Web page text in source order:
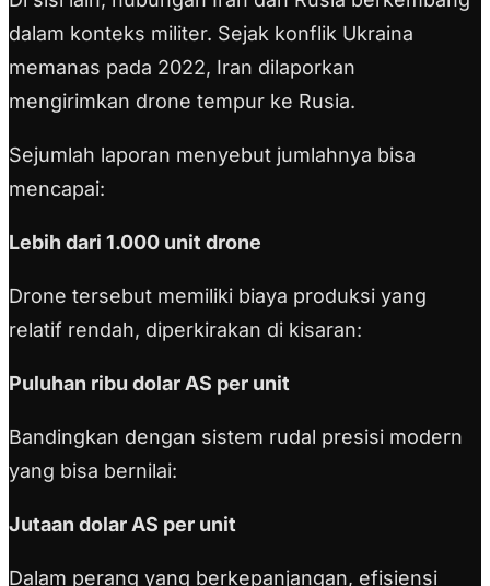
dalam konteks militer. Sejak konflik Ukraina
memanas pada 2022, Iran dilaporkan
mengirimkan drone tempur ke Rusia.
Sejumlah laporan menyebut jumlahnya bisa
mencapai:
Lebih dari 1.000 unit drone
Drone tersebut memiliki biaya produksi yang
relatif rendah, diperkirakan di kisaran:
Puluhan ribu dolar AS per unit
Bandingkan dengan sistem rudal presisi modern
yang bisa bernilai:
Jutaan dolar AS per unit
Dalam perang yang berkepanjangan, efisiensi